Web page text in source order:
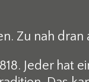
Zu nah
Jeder hat